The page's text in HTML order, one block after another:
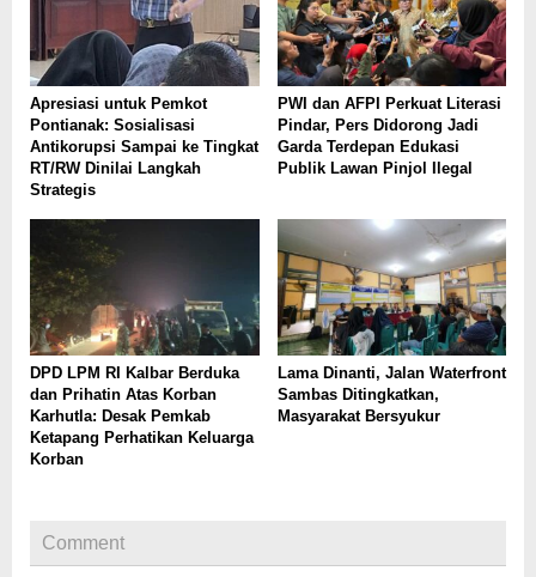
Apresiasi untuk Pemkot
Pontianak: Sosialisasi
Antikorupsi Sampai ke Tingkat
RT/RW Dinilai Langkah
Strategis
PWI dan AFPI Perkuat Literasi
Pindar, Pers Didorong Jadi
Garda Terdepan Edukasi
Publik Lawan Pinjol Ilegal
DPD LPM RI Kalbar Berduka
dan Prihatin Atas Korban
Karhutla: Desak Pemkab
Ketapang Perhatikan Keluarga
Korban
Lama Dinanti, Jalan Waterfront
Sambas Ditingkatkan,
Masyarakat Bersyukur
Comment